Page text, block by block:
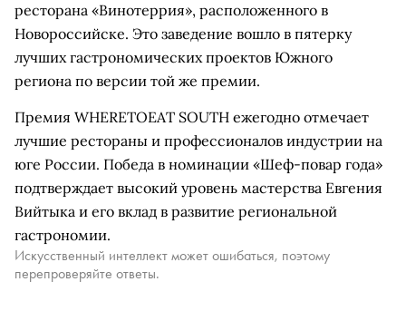
ресторана «Винотеррия», расположенного в
Новороссийске. Это заведение вошло в пятерку
лучших гастрономических проектов Южного
региона по версии той же премии.
Премия WHERETOEAT SOUTH ежегодно отмечает
лучшие рестораны и профессионалов индустрии на
юге России. Победа в номинации «Шеф-повар года»
подтверждает высокий уровень мастерства Евгения
Вийтыка и его вклад в развитие региональной
гастрономии.
Искусственный интеллект может ошибаться, поэтому
перепроверяйте ответы.